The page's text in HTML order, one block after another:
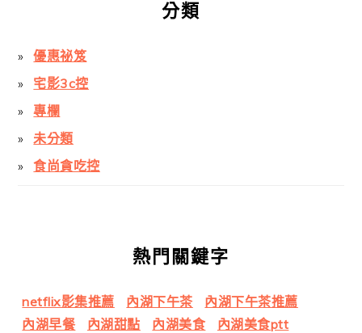
分類
優惠祕笈
宅影3c控
專欄
未分類
食尚貪吃控
熱門關鍵字
netflix影集推薦 內湖下午茶
內湖下午茶推薦
內湖早餐
內湖甜點 內湖美食
內湖美食ptt